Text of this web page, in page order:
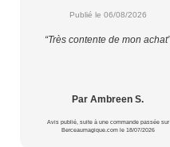
Publié le 06/08/2026
“Très contente de mon achat”
Par Ambreen S.
Avis publié, suite à une commande passée sur
Berceaumagique.com le 18/07/2026